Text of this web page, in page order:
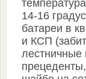
14-16
батареи в
и КСП
лестничные